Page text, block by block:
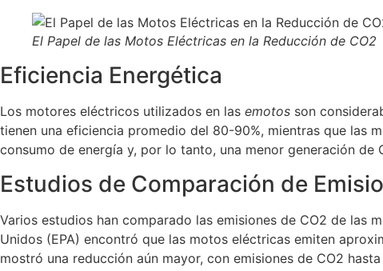
El Papel de las Motos Eléctricas en la Reducción de CO2
Eficiencia Energética
Los motores eléctricos utilizados en las emotos son
tienen una eficiencia promedio del 80-90%, mientras que las
consumo de energía y, por lo tanto, una menor generación de
Estudios de Comparación de
Varios estudios han comparado las emisiones de CO2 de las
Unidos (EPA) encontró que las motos eléctricas emiten
mostró una reducción aún mayor, con emisiones de CO2